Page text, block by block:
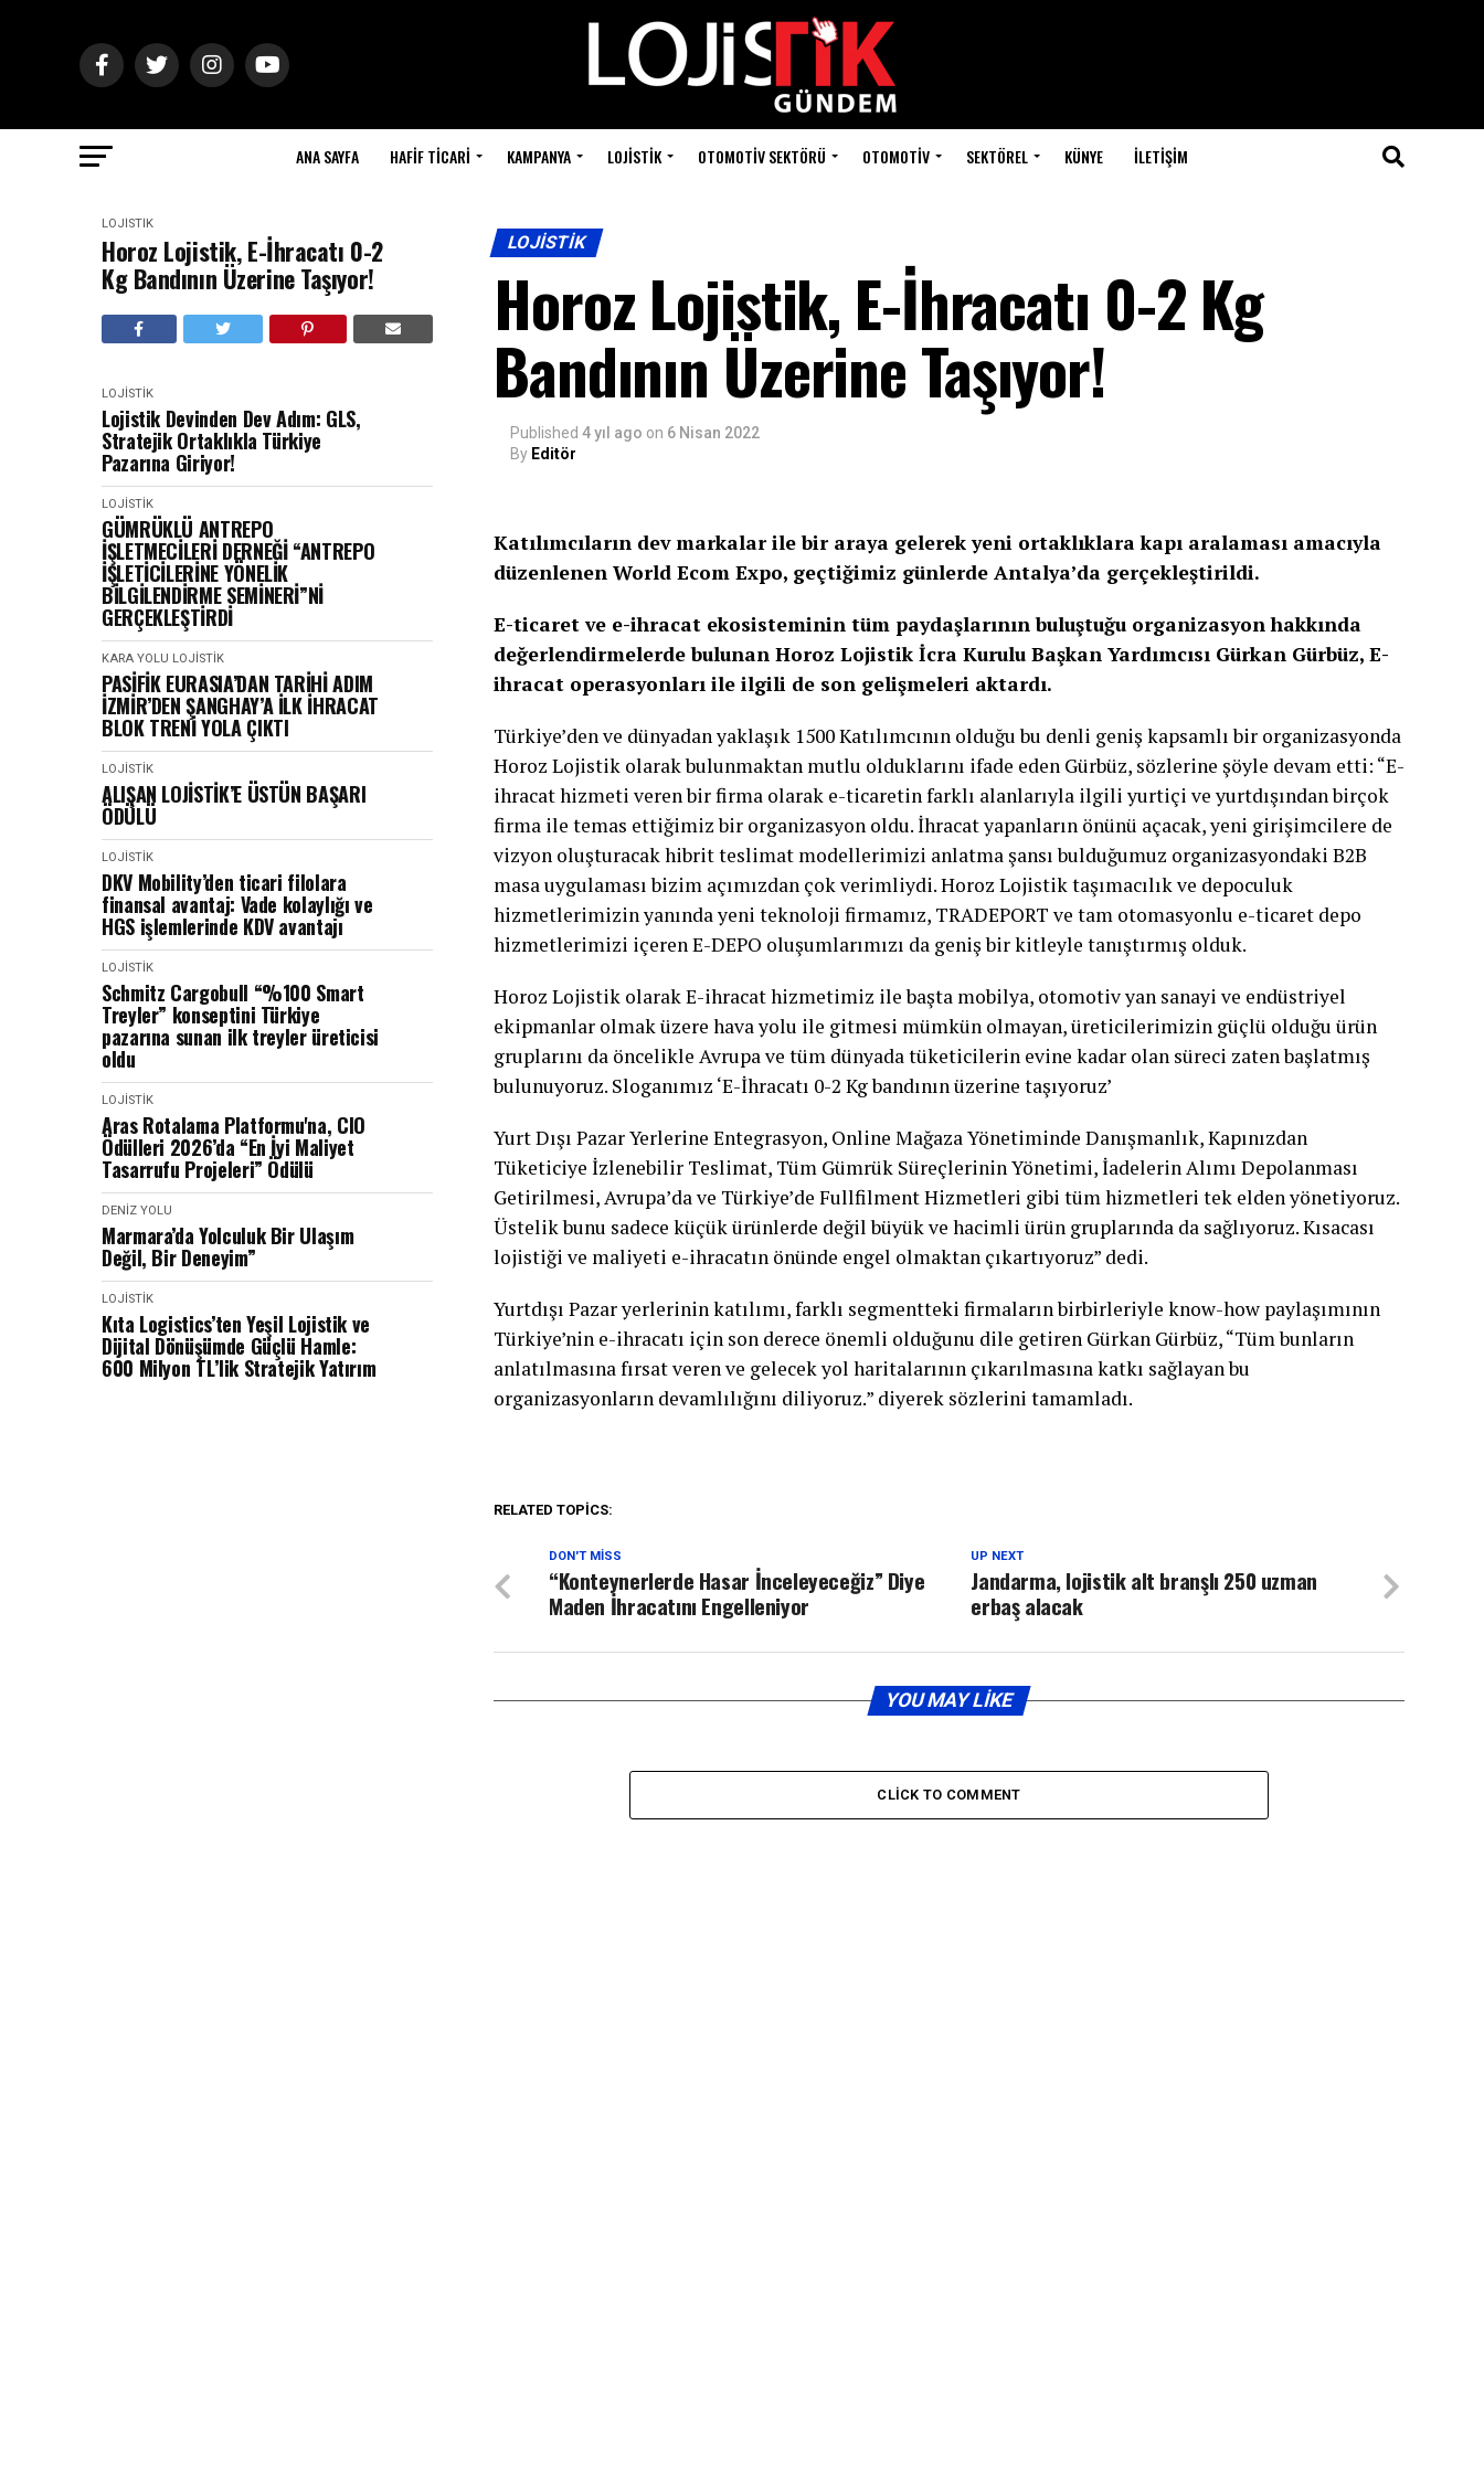
ANA SAYFA HAFIF TICARI KAMPANYA LOJISTIK OTOMOTIV SEKTÖRÜ OTOMOTIV SEKTÖREL KÜNYE İLETIŞIM
LOJISTIK
Horoz Lojistik, E-İhracatı 0-2
Kg Bandının Üzerine Taşıyor!
LOJISTIK
Lojistik Devinden Dev Adım: GLS,
Stratejik Ortaklıkla Türkiye
Pazarına Giriyor!
LOJISTIK
GÜMRÜKLÜ ANTREPO
İŞLETMECİLERİ DERNEĞİ “ANTREPO
İŞLETİCİLERİNE YÖNELİK
BİLGİLENDİRME SEMİNERİ”Nİ
GERÇEKLEŞTİRDİ
KARA YOLU LOJISTIK
PASİFİK EURASIA’DAN TARİHİ ADIM
İZMİR’DEN ŞANGHAY’A İLK İHRACAT
BLOK TRENİ YOLA ÇIKTI
LOJISTIK
ALIŞAN LOJİSTİK’E ÜSTÜN BAŞARI
ÖDÜLÜ
LOJISTIK
DKV Mobility’den ticari filolara
finansal avantaj: Vade kolaylığı ve
HGS işlemlerinde KDV avantajı
LOJISTIK
Schmitz Cargobull “%100 Smart
Treyler” konseptini Türkiye
pazarına sunan ilk treyler üreticisi
oldu
LOJISTIK
Aras Rotalama Platformu'na, CIO
Ödülleri 2026’da “En İyi Maliyet
Tasarrufu Projeleri” Ödülü
DENIZ YOLU
Marmara’da Yolculuk Bir Ulaşım
Değil, Bir Deneyim”
LOJISTIK
Kıta Logistics’ten Yeşil Lojistik ve
Dijital Dönüşümde Güçlü Hamle:
600 Milyon TL’lik Stratejik Yatırım
LOJISTIK
Horoz Lojistik, E-İhracatı 0-2 Kg
Bandının Üzerine Taşıyor!
Published 4 yıl ago on 6 Nisan 2022
By Editör
Katılımcıların dev markalar ile bir araya gelerek yeni ortaklıklara kapı aralaması amacıyla
düzenlenen World Ecom Expo, geçtiğimiz günlerde Antalya’da gerçekleştirildi.
E-ticaret ve e-ihracat ekosisteminin tüm paydaşlarının buluştuğu organizasyon hakkında
değerlendirmelerde bulunan Horoz Lojistik İcra Kurulu Başkan Yardımcısı Gürkan Gürbüz, E-
ihracat operasyonları ile ilgili de son gelişmeleri aktardı.
Türkiye’den ve dünyadan yaklaşık 1500 Katılımcının olduğu bu denli geniş kapsamlı bir organizasyonda
Horoz Lojistik olarak bulunmaktan mutlu olduklarını ifade eden Gürbüz, sözlerine şöyle devam etti: “E-
ihracat hizmeti veren bir firma olarak e-ticaretin farklı alanlarıyla ilgili yurtiçi ve yurtdışından birçok
firma ile temas ettiğimiz bir organizasyon oldu. İhracat yapanların önünü açacak, yeni girişimcilere de
vizyon oluşturacak hibrit teslimat modellerimizi anlatma şansı bulduğumuz organizasyondaki B2B
masa uygulaması bizim açımızdan çok verimliydi. Horoz Lojistik taşımacılık ve depoculuk
hizmetlerimizin yanında yeni teknoloji firmamız, TRADEPORT ve tam otomasyonlu e-ticaret depo
hizmetlerimizi içeren E-DEPO oluşumlarımızı da geniş bir kitleyle tanıştırmış olduk.
Horoz Lojistik olarak E-ihracat hizmetimiz ile başta mobilya, otomotiv yan sanayi ve endüstriyel
ekipmanlar olmak üzere hava yolu ile gitmesi mümkün olmayan, üreticilerimizin güçlü olduğu ürün
gruplarını da öncelikle Avrupa ve tüm dünyada tüketicilerin evine kadar olan süreci zaten başlatmış
bulunuyoruz. Sloganımız ‘E-İhracatı 0-2 Kg bandının üzerine taşıyoruz’
Yurt Dışı Pazar Yerlerine Entegrasyon, Online Mağaza Yönetiminde Danışmanlık, Kapınızdan
Tüketiciye İzlenebilir Teslimat, Tüm Gümrük Süreçlerinin Yönetimi, İadelerin Alımı Depolanması
Getirilmesi, Avrupa’da ve Türkiye’de Fullfilment Hizmetleri gibi tüm hizmetleri tek elden yönetiyoruz.
Üstelik bunu sadece küçük ürünlerde değil büyük ve hacimli ürün gruplarında da sağlıyoruz. Kısacası
lojistiği ve maliyeti e-ihracatın önünde engel olmaktan çıkartıyoruz” dedi.
Yurtdışı Pazar yerlerinin katılımı, farklı segmentteki firmaların birbirleriyle know-how paylaşımının
Türkiye’nin e-ihracatı için son derece önemli olduğunu dile getiren Gürkan Gürbüz, “Tüm bunların
anlatılmasına fırsat veren ve gelecek yol haritalarının çıkarılmasına katkı sağlayan bu
organizasyonların devamlılığını diliyoruz.” diyerek sözlerini tamamladı.
RELATED TOPICS:
UP NEXT
Jandarma, lojistik alt branşlı 250 uzman
erbaş alacak
DON'T MISS
“Konteynerlerde Hasar İnceleyeceğiz” Diye
Maden İhracatını Engelleniyor
YOU MAY LIKE
CLICK TO COMMENT